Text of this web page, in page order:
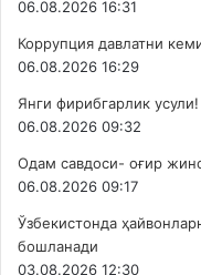
06.08.2026 16:31
Коррупция давлатни
06.08.2026 16:29
Янги фирибгарлик усули!
06.08.2026 09:32
Одам савдоси- оғир
06.08.2026 09:17
Ўзбекистонда
бошланади
03.08.2026 12:30